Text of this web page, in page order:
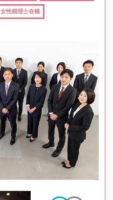
女性税理士在籍